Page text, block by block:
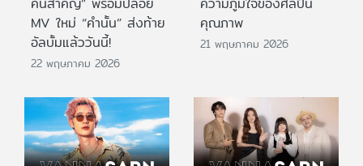
MV ใหม่ “คำนั้น” ส่งท้าย
อัลบั้มแล้ววันนี้!
22 พฤษภาคม 2026
คุณภาพ
21 พฤษภาคม 2026